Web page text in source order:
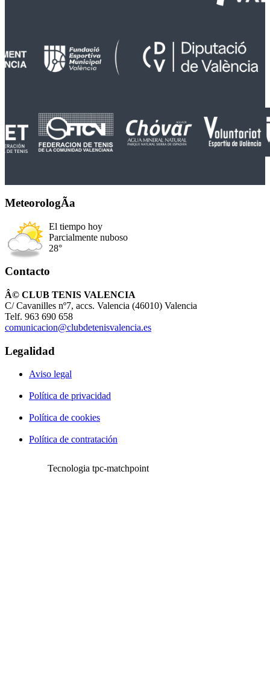
MeteorologÃ­a
El tiempo hoy
Parcialmente nuboso
28°
Contacto
Â© CLUB TENIS VALENCIA
C/ Cavanilles nº7, accs. Valencia (46010) Valencia
Telf. 963 690 658
comunicacion@clubdetenisvalencia.es
Legalidad
Aviso legal
Política de privacidad
Política de cookies
Política de contratación
Tecnologia tpc-matchpoint